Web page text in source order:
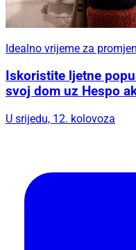
Idealno vrijeme za
Iskoristite ljetne
svoj dom uz Hespo
U srijedu, 12. kolovoza